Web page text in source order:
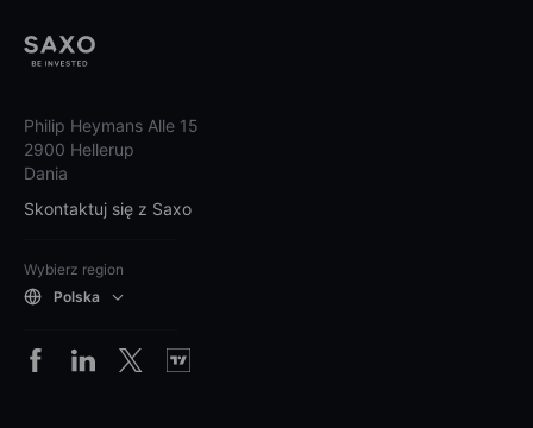
Philip Heymans Alle 15
2900 Hellerup
Dania
Skontaktuj się z Saxo
Wybierz region
Polska